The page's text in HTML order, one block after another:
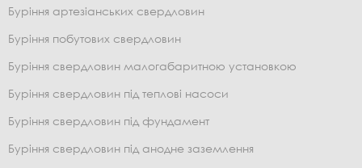
Буріння артезіанських свердловин
Буріння побутових свердловин
Буріння свердловин малогабаритною установкою
Буріння свердловин під теплові насоси
Буріння свердловин під фундамент
Буріння свердловин під анодне заземлення